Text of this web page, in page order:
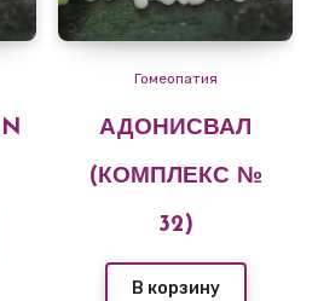
Гомеопатия
АДОНИСВАЛ
(КОМПЛЕКС №
32)
В корзину